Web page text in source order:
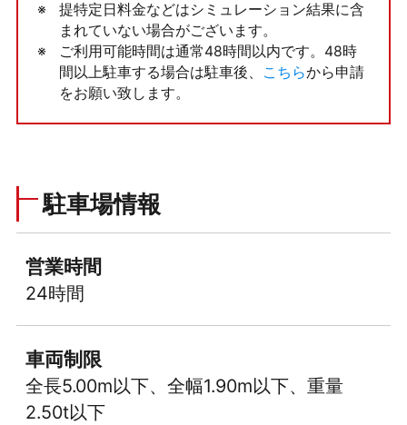
提特定日料金などはシミュレーション結果に含
まれていない場合がございます。
ご利用可能時間は通常48時間以内です。48時
間以上駐車する場合は駐車後、
こちらから申請
をお願い致します。
駐車場情報
営業時間
24時間
車両制限
全長5.00m以下、全幅1.90m以下、重量
2.50t以下